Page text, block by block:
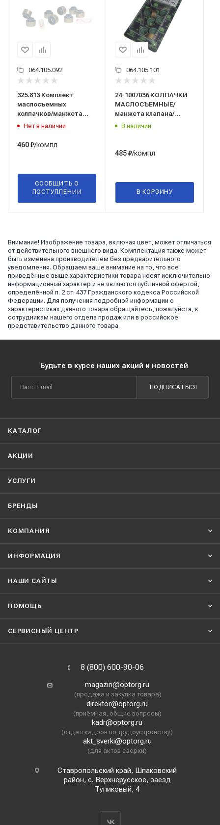
064.105.092
325.813 Комплект
маслосъемных
колпачков/манжета
клапана/(материал
ГАЗ-2410, 3102, 3307,
Нет в наличии
460₽/компл
СООБЩИТЬ О
ПОСТУПЛЕНИИ
064.105.101
24-1007036 КОЛПАЧКИ
МАСЛОСЪЕМНЫЕ/
манжета клапана/
ЗМЗ-402, 511,
В наличии
485₽/компл
В КОРЗИНУ
Внимание! Изображение товара, включая цвет, может отличаться
от действительного внешнего вида. Комплектация также может
быть изменена производителем без предварительного
уведомления. Обращаем ваше внимание на то, что все
приведённые выше характеристики товара носят исключительно
информационный характер и не являются публичной офертой,
определённой п. 2 ст. 437 Гражданского кодекса Российской
Федерации. Для получения подробной информации о
характеристиках данного товара обращайтесь, пожалуйста, к
сотрудникам нашего отдела продаж или в российское
представительство данного товара.
Будьте в курсе наших акций и новостей
ПОДПИСАТЬСЯ
КАТАЛОГ
АКЦИИ
УСЛУГИ
БРЕНДЫ
КОМПАНИЯ
ИНФОРМАЦИЯ
НАШИ CАЙТЫ
ПОМОЩЬ
СЕРВИСНЫЙ ЦЕНТР
8 (800) 600-90-06
magazin@optorg.ru
(продажа и закупка товара)
direktor@optorg.ru
(приёмная, общие вопросы)
kadr@optorg.ru
(отдел кадров по трудоустройству)
akt_sverki@optorg.ru
(для актов сверки)
Ставропольский край, Шпаковский
район, с. Верхнерусское, заезд
Тупиковый, 4